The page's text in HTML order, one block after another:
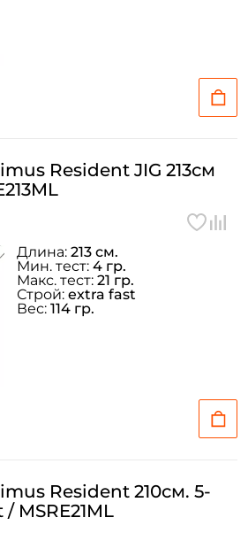
Resident JIG 213см
Длина: 213 см.
Мин. тест: 4 гр.
Макс. тест: 21 гр.
Строй: extra fast
Вес: 114 гр.
Resident 210см. 5-
/ MSRE21ML